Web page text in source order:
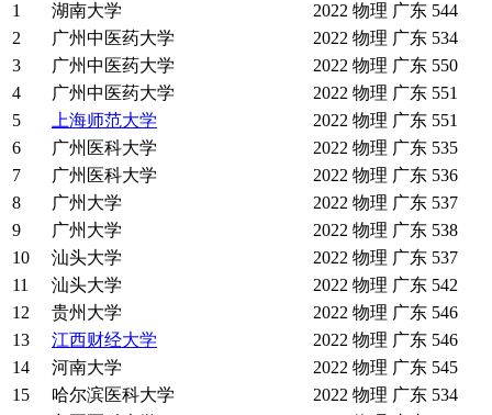
1
湖南大学 2022 物理 广东 544
2
广州中医药大学 2022 物理 广东 534
3
广州中医药大学 2022 物理 广东 550
4
广州中医药大学 2022 物理 广东 551
5
上海师范大学 2022 物理 广东 551
6
广州医科大学 2022 物理 广东 535
7
广州医科大学 2022 物理 广东 536
8
广州大学 2022 物理 广东 537
9
广州大学 2022 物理 广东 538
10
汕头大学 2022 物理 广东 537
11
汕头大学 2022 物理 广东 542
12
贵州大学 2022 物理 广东 546
13
江西财经大学 2022 物理 广东 546
14
河南大学 2022 物理 广东 545
15
哈尔滨医科大学 2022 物理 广东 534